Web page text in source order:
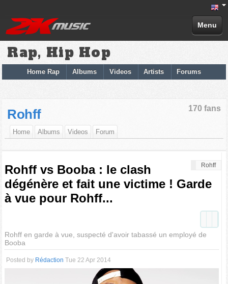
Menu
Rap, Hip Hop
Home Rap Albums Videos Artists Forums
170 fans
Rohff
Home Albums Videos Forum
Rohff
Rohff vs Booba : le clash
dégénère et fait une victime ! Garde
à vue pour Rohff...
Rohff en garde à vue, suspecté d'avoir tabassé un employé de
Booba
Posted by Rédaction Tue 22 Apr 2014